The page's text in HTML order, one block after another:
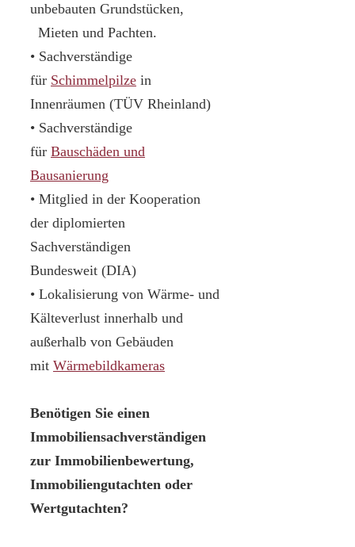
unbebauten Grundstücken,
Mieten und Pachten.
• Sachverständige
für Schimmelpilze in
Innenräumen (TÜV Rheinland)
• Sachverständige
für Bauschäden und
Bausanierung
• Mitglied in der Kooperation
der diplomierten
Sachverständigen
Bundesweit (DIA)
• Lokalisierung von Wärme- und
Kälteverlust innerhalb und
außerhalb von Gebäuden
mit Wärmebildkameras
Benötigen Sie einen
Immobiliensachverständigen
zur Immobilienbewertung,
Immobiliengutachten oder
Wertgutachten?